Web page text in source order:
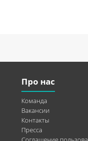
Про нас
Команда
Вакансии
Контакты
Пресса